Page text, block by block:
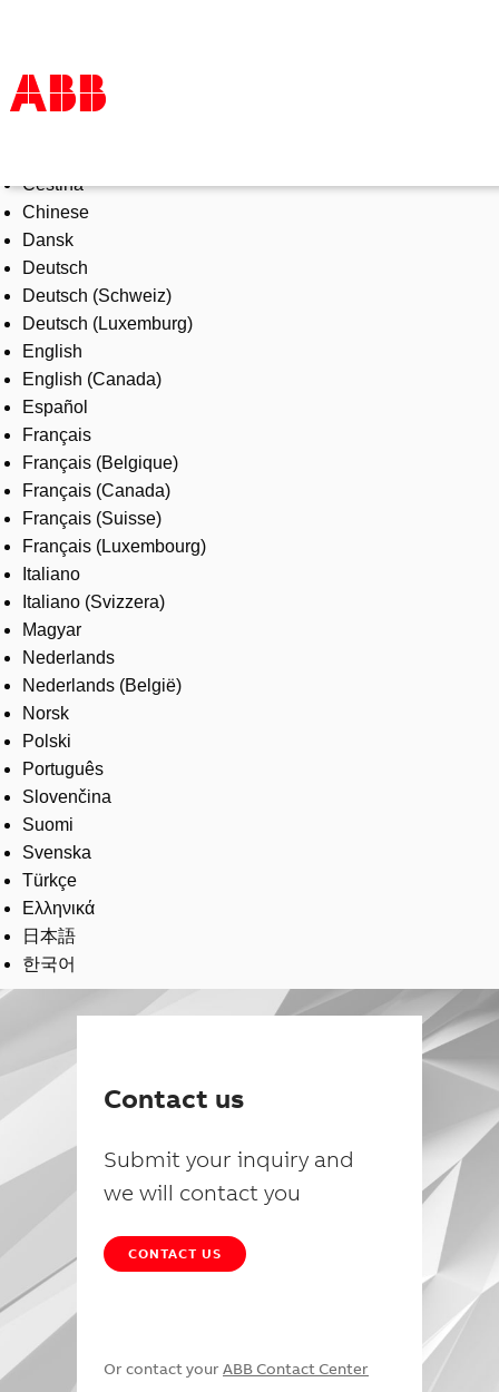
Products & Solutions
Industries
Services
About us
Where to buy
Contact us
Careers
Čeština
Chinese
Dansk
Deutsch
Deutsch (Schweiz)
Deutsch (Luxemburg)
English
English (Canada)
Español
Français
Français (Belgique)
Français (Canada)
Français (Suisse)
Français (Luxembourg)
Italiano
Italiano (Svizzera)
Magyar
Nederlands
Nederlands (België)
Norsk
Polski
Português
Slovenčina
Suomi
Svenska
Türkçe
Ελληνικά
日本語
한국어
Contact us
Submit your inquiry and
we will contact you
CONTACT US
Or contact your ABB Contact Center